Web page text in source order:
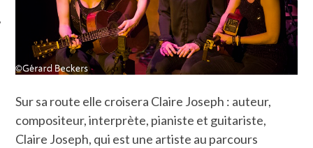
Sur sa route elle croisera Claire Joseph : auteur,
compositeur, interprète, pianiste et guitariste,
Claire Joseph, qui est une artiste au parcours